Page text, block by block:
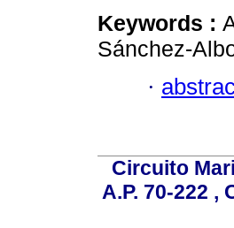
Keywords :
Sánchez-
·
Circuito
A.P. 70-222 ,